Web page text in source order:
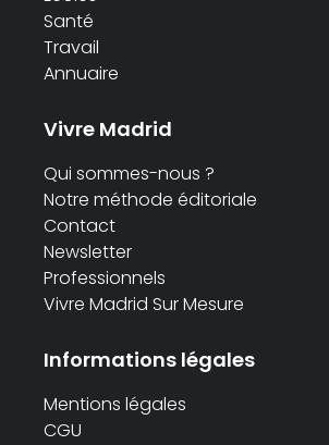
Santé
Travail
Annuaire
Vivre Madrid
Qui sommes-nous ?
Notre méthode éditoriale
Contact
Newsletter
Professionnels
Vivre Madrid Sur Mesure
Informations légales
Mentions légales
CGU